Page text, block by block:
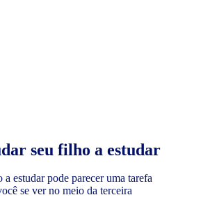
seu filho a estudar
estudar pode parecer uma tarefa
se ver no meio da terceira